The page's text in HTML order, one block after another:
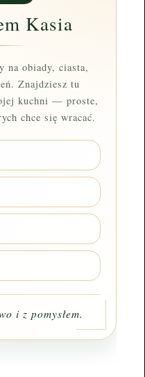
Kasia
na obiady, ciasta,
Znajdziesz tu
kuchni — proste,
chce się wracać.
i z pomysłem.